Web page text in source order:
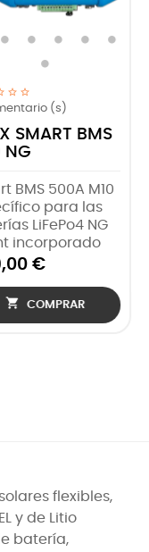
(s)
SMART BMS
NG
BMS 500A M10
para las
LiFePo4 NG
incorporado
€
 COMPRAR
flexibles,
y de Litio
batería,